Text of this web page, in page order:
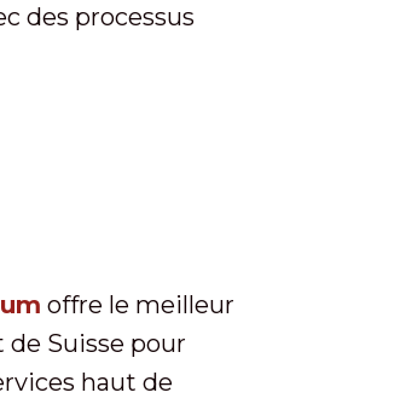
des processus
offre le meilleur
Suisse pour
haut de